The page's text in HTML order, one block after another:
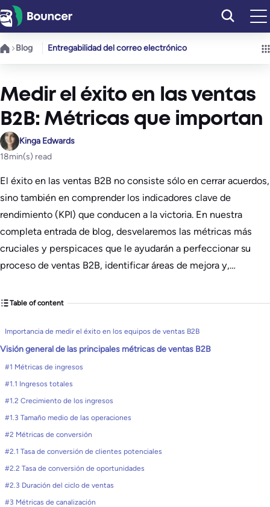
Saltar
al
contenido
Blog Entregabilidad del correo electrónico
Medir el éxito en las ventas
B2B: Métricas que importan
Kinga Edwards
18min(s) read
El éxito en las ventas B2B no consiste sólo en cerrar acuerdos,
sino también en comprender los indicadores clave de
rendimiento (KPI) que conducen a la victoria. En nuestra
completa entrada de blog, desvelaremos las métricas más
cruciales y perspicaces que le ayudarán a perfeccionar su
proceso de ventas B2B, identificar áreas de mejora y,…
Table of content
Importancia de medir el éxito en los equipos de ventas B2B
Visión general de las principales métricas de ventas B2B
#1 Métricas de ingresos
#1.1 Ingresos totales
#1.2 Crecimiento de los ingresos
#1.3 Tamaño medio de las operaciones
#2 Métricas de conversión
#2.1 Tasa de conversión de clientes potenciales
#2.2 Tasa de conversión de oportunidades
#2.3 Duración del ciclo de ventas
#3 Métricas de canalización